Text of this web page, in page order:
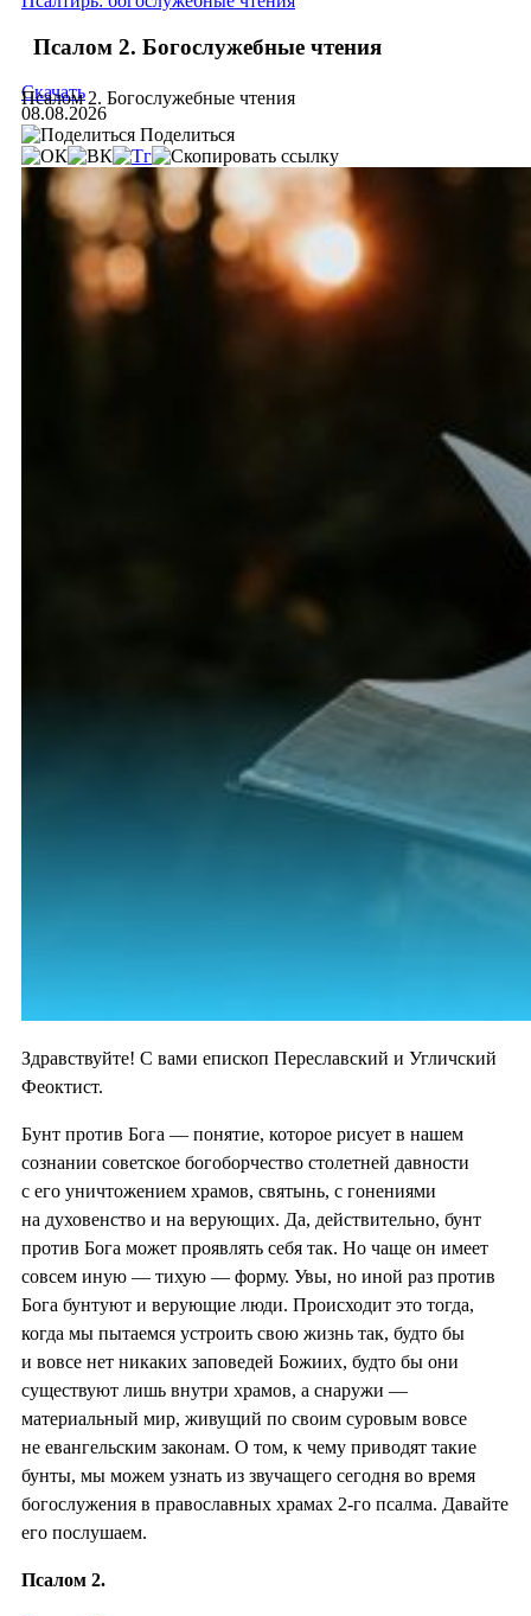
Псалом 2. Богослужебные чтения
Псалом 2. Богослужебные чтения
Скачать
08.08.2026
Поделиться
Здравствуйте! С вами епископ Переславский и Угличский
Феоктист.
Бунт против Бога — понятие, которое рисует в нашем
сознании советское богоборчество столетней давности
с его уничтожением храмов, святынь, с гонениями
на духовенство и на верующих. Да, действительно, бунт
против Бога может проявлять себя так. Но чаще он имеет
совсем иную — тихую — форму. Увы, но иной раз против
Бога бунтуют и верующие люди. Происходит это тогда,
когда мы пытаемся устроить свою жизнь так, будто бы
и вовсе нет никаких заповедей Божиих, будто бы они
существуют лишь внутри храмов, а снаружи —
материальный мир, живущий по своим суровым вовсе
не евангельским законам. О том, к чему приводят такие
бунты, мы можем узнать из звучащего сегодня во время
богослужения в православных храмах 2-го псалма. Давайте
его послушаем.
Псалом 2.